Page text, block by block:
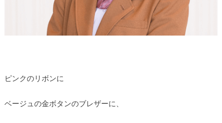
ピンクのリボンに
ベージュの金ボタンのブレザーに、